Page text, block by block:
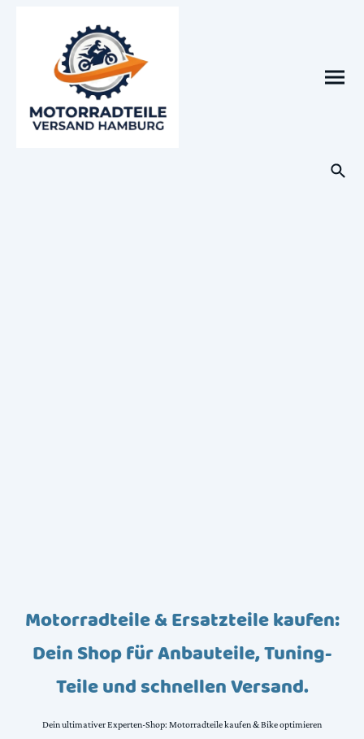
Motorradteile & Ersatzteile kaufen:
Dein Shop für Anbauteile, Tuning-
Teile und schnellen Versand.
Dein ultimativer Experten-Shop: Motorradteile kaufen & Bike optimieren